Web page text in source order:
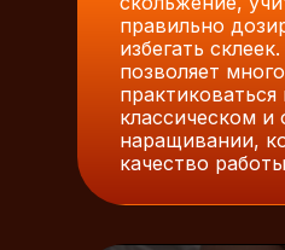
правильно
избегать
позволяет
практиковаться
классическом
наращивании,
качество